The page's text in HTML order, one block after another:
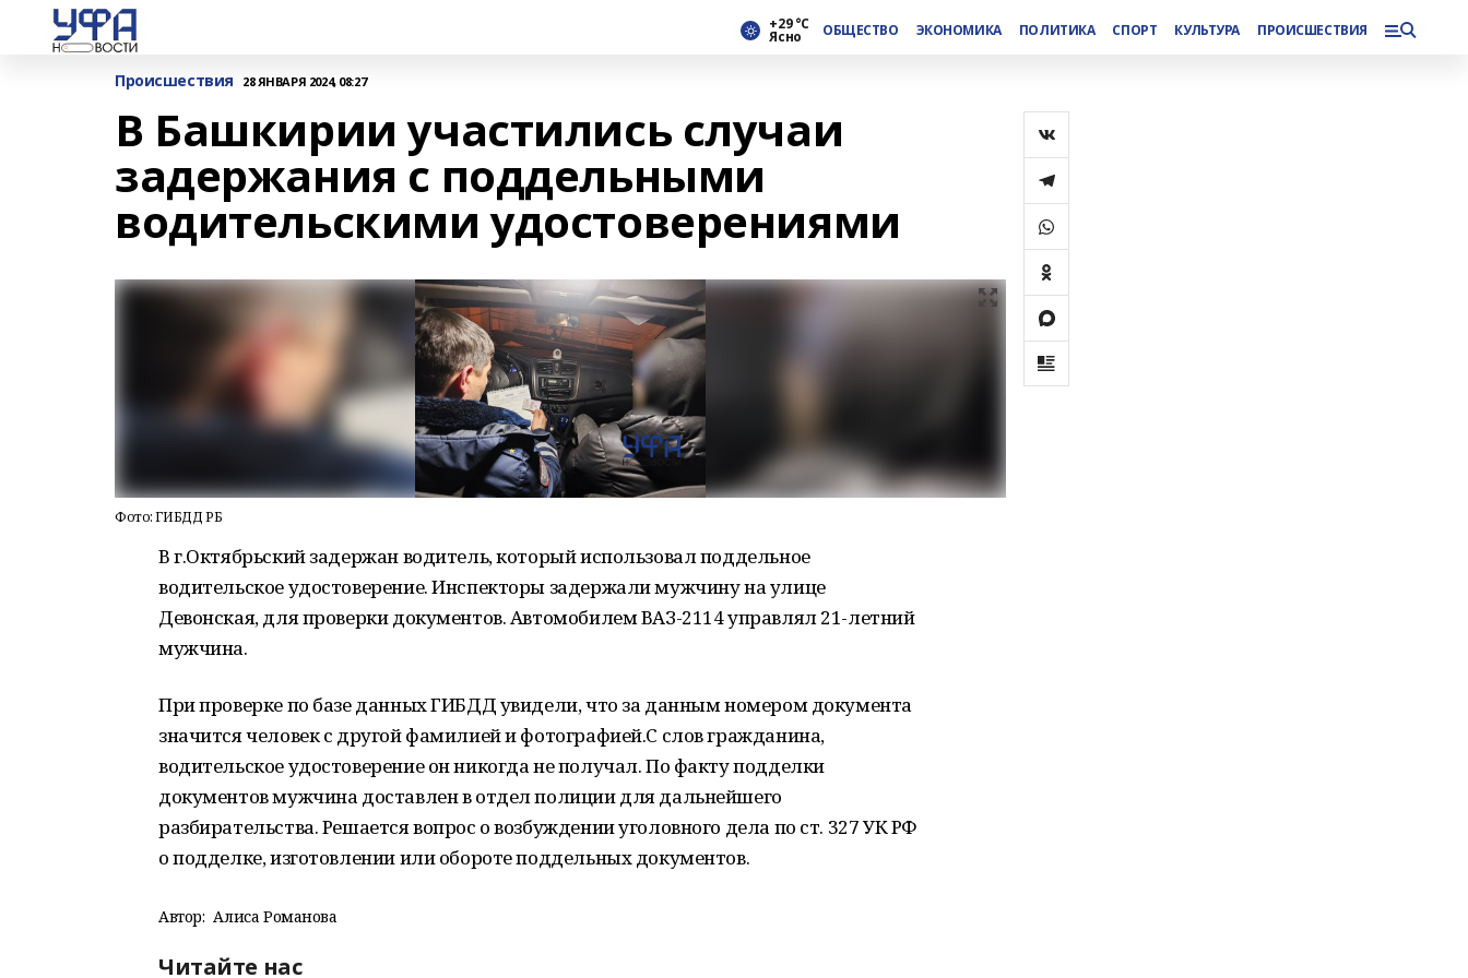
+29 °С
Ясно ОБЩЕСТВО ЭКОНОМИКА ПОЛИТИКА СПОРТ КУЛЬТУРА ПРОИСШЕСТВИЯ
Происшествия 28 ЯНВАРЯ 2024, 08:27
В Башкирии участились случаи
задержания с поддельными
водительскими удостоверениями
Фото: ГИБДД РБ
В г.Октябрьский задержан водитель, который использовал поддельное
водительское удостоверение. Инспекторы задержали мужчину на улице
Девонская, для проверки документов. Автомобилем ВАЗ-2114 управлял 21-летний
мужчина.
При проверке по базе данных ГИБДД увидели, что за данным номером документа
значится человек с другой фамилией и фотографией.С слов гражданина,
водительское удостоверение он никогда не получал. По факту подделки
документов мужчина доставлен в отдел полиции для дальнейшего
разбирательства. Решается вопрос о возбуждении уголовного дела по ст. 327 УК РФ
о подделке, изготовлении или обороте поддельных документов.
Автор: Алиса Романова
Читайте нас